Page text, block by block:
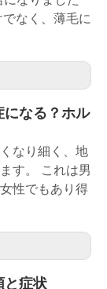
なく、薄毛に
になる？ホル
なり細く、地
す。 これは男
性でもあり得
と症状